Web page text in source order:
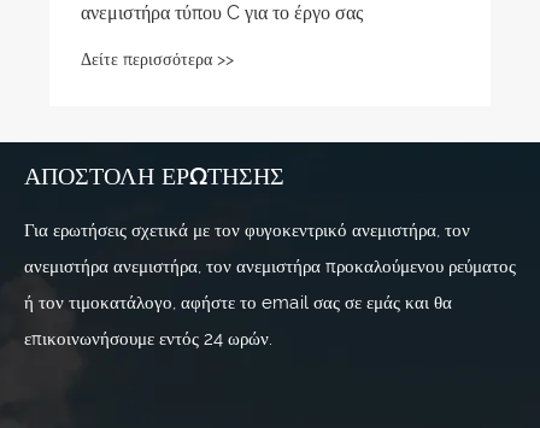
C για το έργο σας
ΑΠΟΣΤΟΛΉ ΕΡΏΤΗΣΗΣ
Για ερωτήσεις σχετικά με τον φυγοκεντρικό ανεμιστήρα, τον
ανεμιστήρα ανεμιστήρα, τον ανεμιστήρα προκαλούμενου ρεύματος
ή τον τιμοκατάλογο, αφήστε το email σας σε εμάς και θα
επικοινωνήσουμε εντός 24 ωρών.